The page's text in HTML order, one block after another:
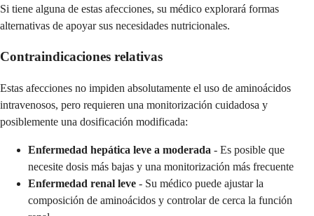
Si tiene alguna de estas afecciones, su médico explorará formas
alternativas de apoyar sus necesidades nutricionales.
Contraindicaciones relativas
Estas afecciones no impiden absolutamente el uso de aminoácidos
intravenosos, pero requieren una monitorización cuidadosa y
posiblemente una dosificación modificada:
Enfermedad hepática leve a moderada - Es posible que
necesite dosis más bajas y una monitorización más frecuente
Enfermedad renal leve - Su médico puede ajustar la
composición de aminoácidos y controlar de cerca la función